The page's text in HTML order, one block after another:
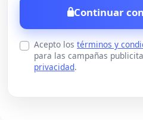
Continuar
Acepto los términos y
para las campañas
privacidad.